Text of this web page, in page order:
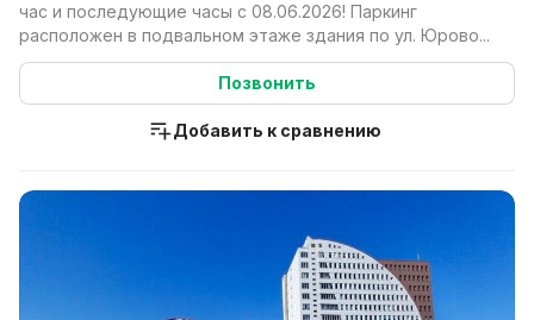
час и последующие часы с 08.06.2026! Паркинг
расположен в подвальном этаже здания по ул. Юрово...
Позвонить
Добавить к сравнению